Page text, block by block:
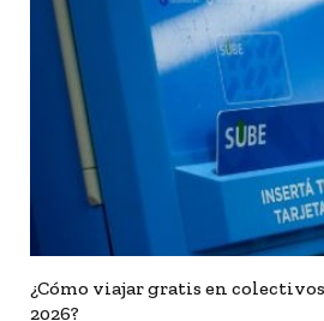
¿Cómo viajar gratis en
2026?